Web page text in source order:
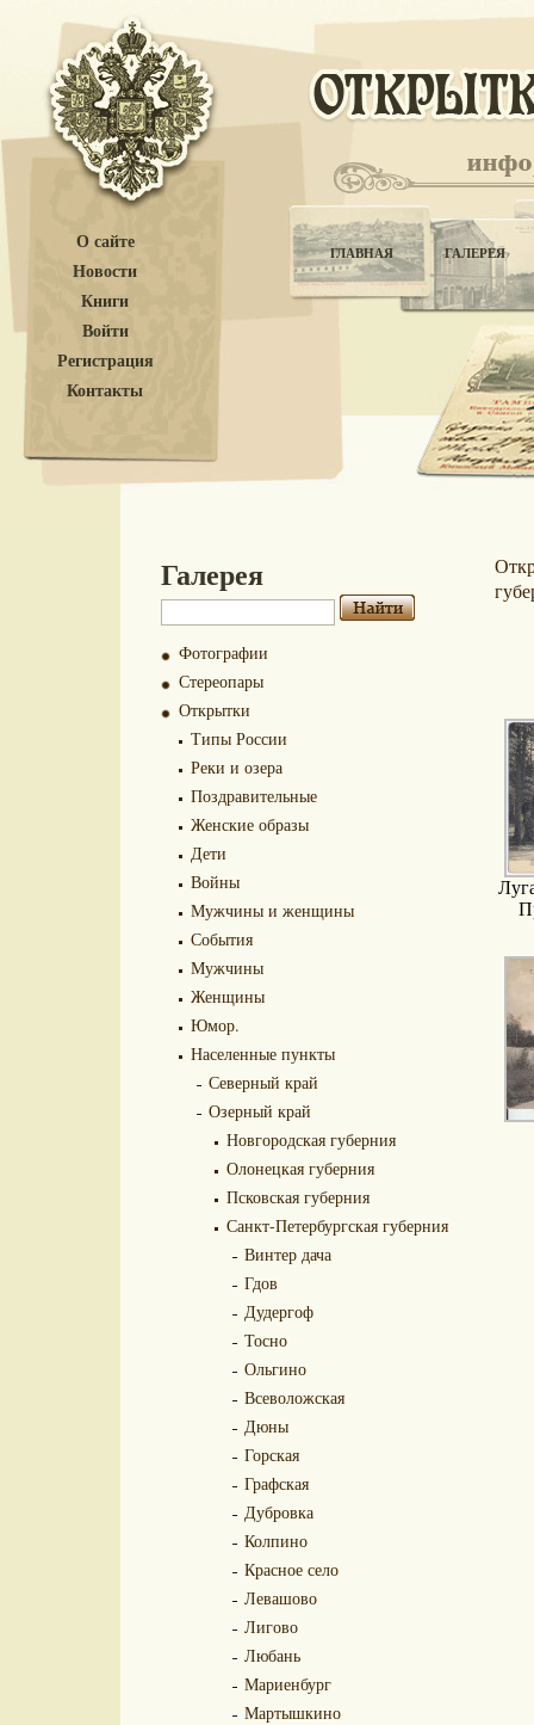
О сайте
Новости
Книги
Войти
Регистрация
Контакты
ГЛАВНАЯ ГАЛЕРЕЯ
Галерея
Фотографии
Стереопары
Открытки
Типы России
Реки и озера
Поздравительные
Женские образы
Дети
Войны
Мужчины и женщины
События
Мужчины
Женщины
Юмор.
Населенные пункты
Северный край
Озерный край
Новгородская губерния
Олонецкая губерния
Псковская губерния
Санкт-Петербургская губерния
Винтер дача
Гдов
Дудергоф
Тосно
Ольгино
Всеволожская
Дюны
Горская
Графская
Дубровка
Колпино
Красное село
Левашово
Лигово
Любань
Мариенбург
Мартышкино